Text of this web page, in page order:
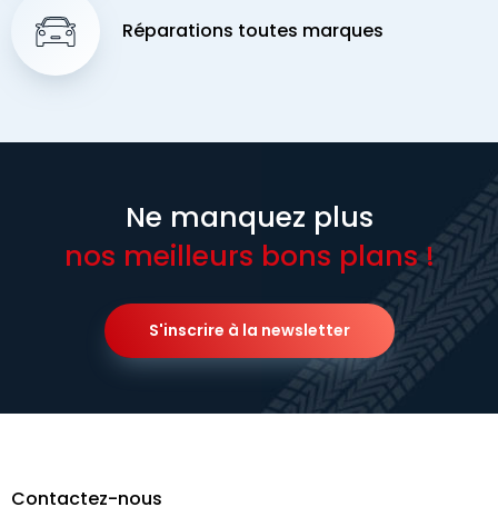
Réparations toutes marques
Ne manquez plus
nos meilleurs bons plans !
S'inscrire à la newsletter
Contactez-nous